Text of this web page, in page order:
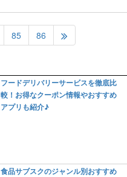
85 86
フードデリバリーサービスを徹底比
較！お得なクーポン情報やおすすめ
アプリも紹介♪
食品サブスクのジャンル別おすすめ